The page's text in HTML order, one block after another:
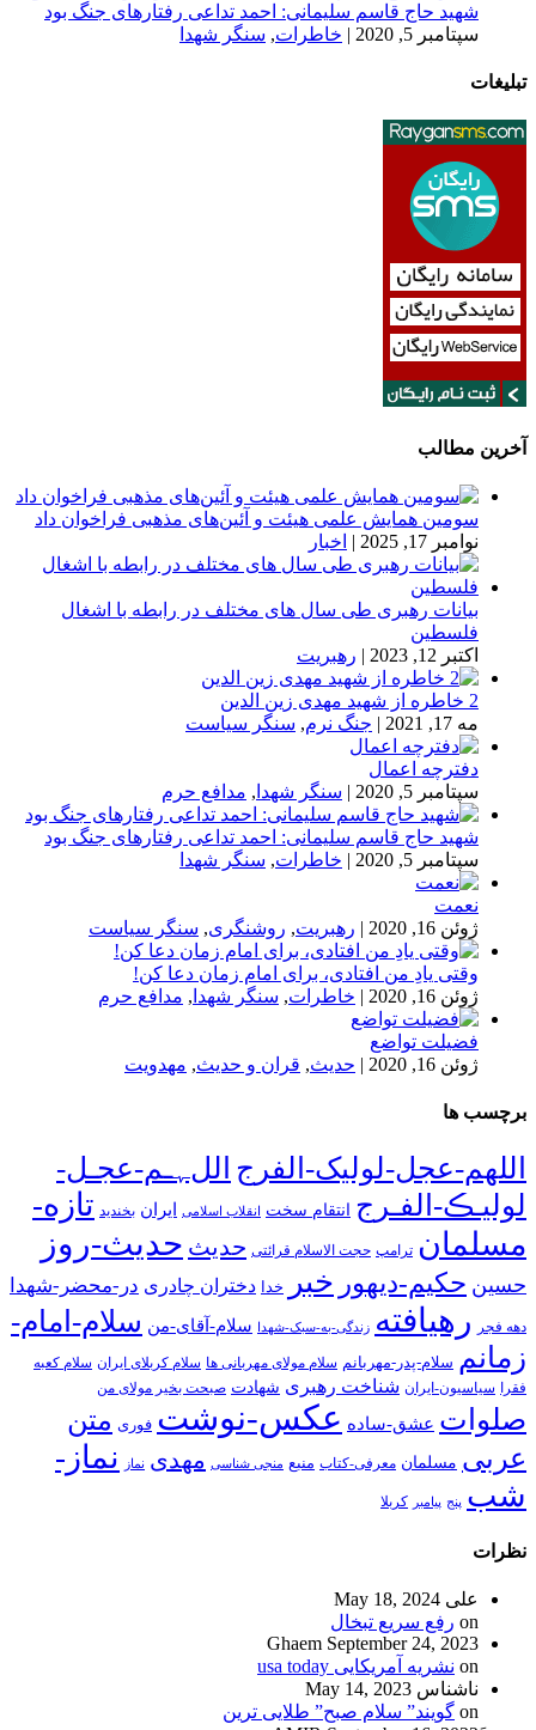
شهید حاج قاسم سلیمانی: احمد تداعی رفتارهای جنگ بود
سپتامبر 5, 2020
| خاطرات, سنگر شهدا
تبلیغات
آخرین مطالب
سومین همایش علمی هیئت و آئین‌های مذهبی فراخوان داد
نوامبر 17, 2025
| اخبار
بیانات رهبری طی سال های مختلف در رابطه با اشغال
فلسطین
اکتبر 12, 2023
| رهبریت
2 خاطره از شهید مهدی زین الدین
مه 17, 2021
| جنگ نرم, سنگر سیاست
دفترچه اعمال
سپتامبر 5, 2020
| سنگر شهدا , مدافع حرم
شهید حاج قاسم سلیمانی: احمد تداعی رفتارهای جنگ بود
سپتامبر 5, 2020
| خاطرات, سنگر شهدا
نعمت
ژوئن 16, 2020
| رهبریت, روشنگری, سنگر سیاست
وقتی یادِ من افتادی، برای امام زمان دعا کن!
ژوئن 16, 2020
| خاطرات, سنگر شهدا , مدافع حرم
فضیلت تواضع
ژوئن 16, 2020
| حدیث, قران و حدیث, مهدویت
برچسب ها
اللهم-عجل-لولیک-الفرج اللﮩـم-عجـل-
لولیـڪ-الفـرج انتقام سخت انقلاب اسلامی ایران بخندید تازه-
مسلمان ترامپ حجت الاسلام قرائتی حدیث حدیث-روز
حسین حکیم-دیهور خبر خدا دختران چادری در-محضر-شهدا
دهه فجر رهیافته زندگی-به-سبک-شهدا سلام-آقای-من سلام-امام-
زمانم سلام-پدر-مهربانم سلام مولای مهربانی ها سلام کربلای ایران سلام کعبه
فقرا سیاسیون-ایران شناخت رهبری شهادت صبحت بخیر مولای من
صلوات عشق-ساده عکس-نوشت فوری متن
عربی مسلمان معرفی-کتاب منبع منجی شناسی مهدی نماز
نماز-
شب پنج پیامبر کربلا
نظرات
علی May 18, 2024
on رفع سریع تبخال
Ghaem September 24, 2023
on نشریه آمریکایی usa today
ناشناس May 14, 2023
on گویند” سلام صبح” طلایی ترین